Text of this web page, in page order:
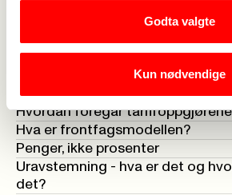
Godta valgte
Kun nødvendige
Standardoverenskomster
Spørsmål og svar om lønn
Hva er en tariffavtale?
Hvordan foregår
Hva er frontfagsmodellen?
Penger, ikke prosenter
Uravstemning - hva er det og
det?